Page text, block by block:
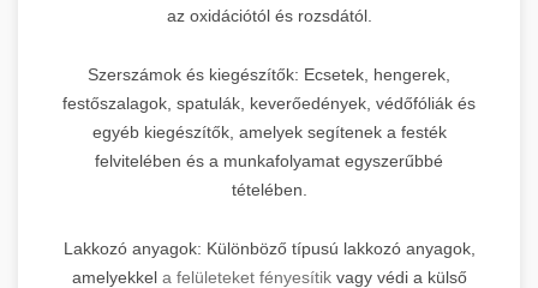
az oxidációtól és rozsdától.
Szerszámok és kiegészítők: Ecsetek, hengerek,
festőszalagok, spatulák, keverőedények, védőfóliák és
egyéb kiegészítők, amelyek segítenek a festék
felvitelében és a munkafolyamat egyszerűbbé
tételében.
Lakkozó anyagok: Különböző típusú lakkozó anyagok,
amelyekkel a felületeket fényesítikvagy védi a külső